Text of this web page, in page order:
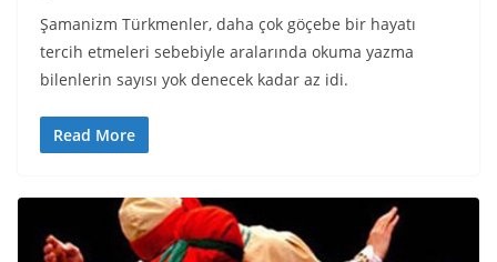
Şamanizm Türkmenler, daha çok göçebe bir hayatı
tercih etmeleri sebebiyle aralarında okuma yazma
bilenlerin sayısı yok denecek kadar az idi.
Read More